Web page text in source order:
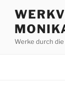
Inhalt
springen
Werke durch